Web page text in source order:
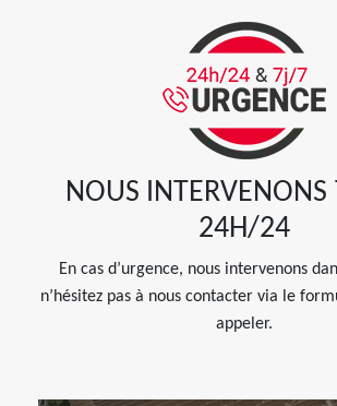
NOUS INTERVENONS
24H/24
En cas d’urgence, nous intervenons
n’hésitez pas à nous contacter via le
appeler.